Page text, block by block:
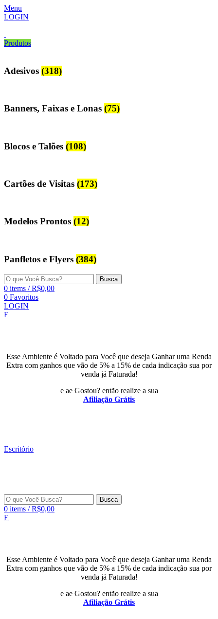
Menu
LOGIN
Produtos
Adesivos (318)
Banners, Faixas e Lonas (75)
Blocos e Talões (108)
Cartões de Visitas (173)
Modelos Prontos (12)
Panfletos e Flyers (384)
Busca
0 items / R$0,00
0 Favoritos
LOGIN
E
Esse Ambiente é Voltado para Você que deseja Ganhar uma Renda
Extra com ganhos que vão de 5% a 15% de cada indicação sua por
venda já Faturada!
e ae Gostou? então realize a sua
Afiliação Grátis
Escritório
Busca
0 items / R$0,00
E
Esse Ambiente é Voltado para Você que deseja Ganhar uma Renda
Extra com ganhos que vão de 5% a 15% de cada indicação sua por
venda já Faturada!
e ae Gostou? então realize a sua
Afiliação Grátis